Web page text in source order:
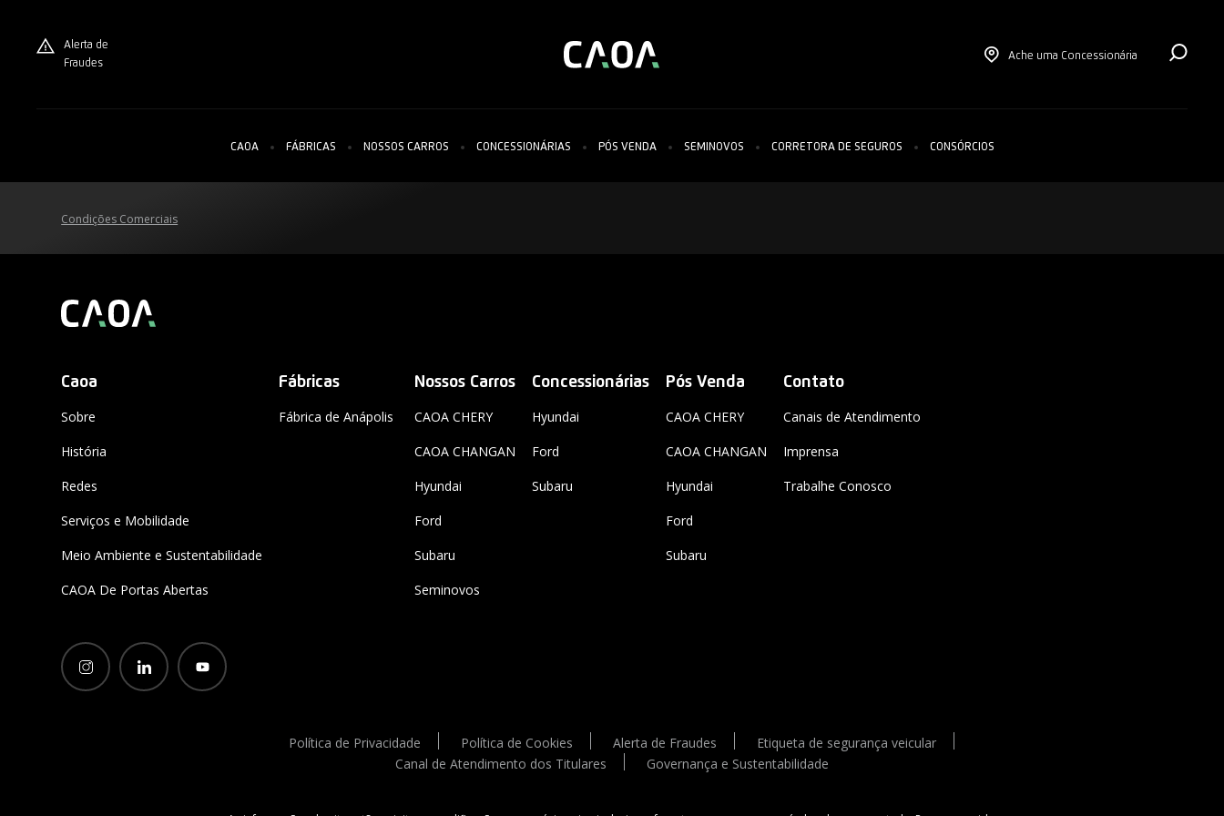
Alerta de
Fraudes
Ache uma Concessionária
CAOA FÁBRICAS NOSSOS CARROS
TIGGO 5X SPORT
CONCESSIONÁRIAS PÓS VENDA SEMINOVOS CORRETORA DE SEGUROS CONSÓRCIOS
Condições Comerciais
Caoa
Sobre
História
Redes
Serviços e Mobilidade
Meio Ambiente e Sustentabilidade
CAOA De Portas Abertas
Fábricas
Fábrica de Anápolis
Nossos Carros
CAOA CHERY
CAOA CHANGAN
Hyundai
Ford
Subaru
Seminovos
Concessionárias
Hyundai
Ford
Subaru
Pós Venda
CAOA CHERY
CAOA CHANGAN
Hyundai
Ford
Subaru
Contato
Canais de Atendimento
Imprensa
Trabalhe Conosco
Política de Privacidade Política de Cookies Alerta de Fraudes
Etiqueta de segurança veicular
Canal de Atendimento dos Titulares
Governança e Sustentabilidade